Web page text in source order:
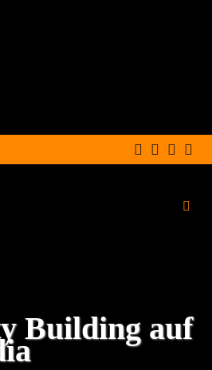
Building auf